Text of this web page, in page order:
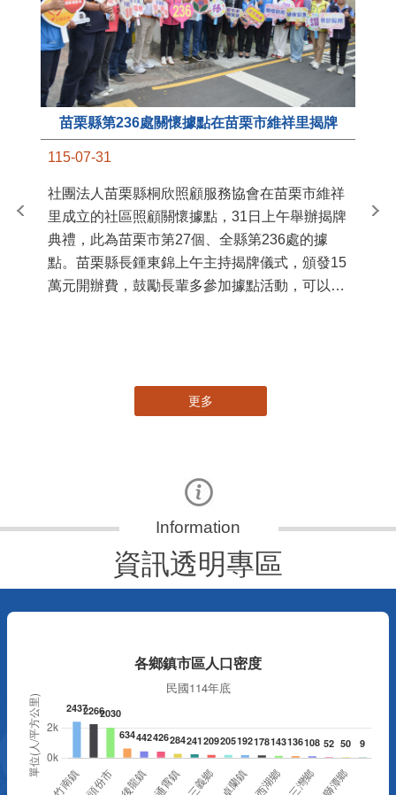
苗栗縣第236處關懷據點在苗栗市維祥里揭牌
115-07-31
社團法人苗栗縣桐欣照顧服務協會在苗栗市維祥
里成立的社區照顧關懷據點，31日上午舉辦揭牌
典禮，此為苗栗市第27個、全縣第236處的據
點。苗栗縣長鍾東錦上午主持揭牌儀式，頒發15
萬元開辦費，鼓勵長輩多參加據點活動，可以更
苗
更多
資訊透明專區